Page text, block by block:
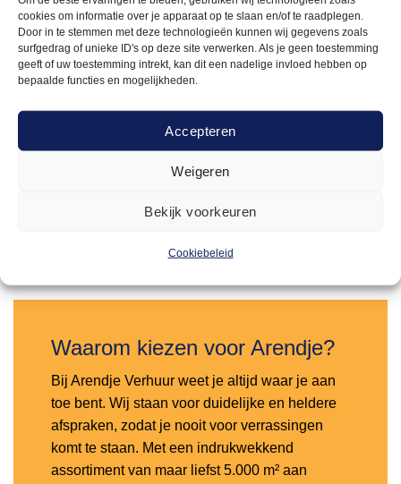
cookies om informatie over je apparaat op te slaan en/of te raadplegen.
Door in te stemmen met deze technologieën kunnen wij gegevens zoals
surfgedrag of unieke ID's op deze site verwerken. Als je geen toestemming
geeft of uw toestemming intrekt, kan dit een nadelige invloed hebben op
bepaalde functies en mogelijkheden.
Accepteren
Weigeren
Bekijk voorkeuren
Cookiebeleid
ELEKTRISCHE HEATERS
Terrasheater elektrisch op statief –
1800W
verlanglijst
Waarom kiezen voor Arendje?
Bij Arendje Verhuur weet je altijd waar je aan
toe bent. Wij staan voor duidelijke en heldere
afspraken, zodat je nooit voor verrassingen
komt te staan. Met een indrukwekkend
assortiment van maar liefst 5.000 m² aan